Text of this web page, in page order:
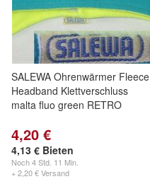
SALEWA Ohrenwärmer Fleece
Headband Klettverschluss
malta fluo green RETRO
4,20 €
4,13 € Bieten
Noch4 Std. 11 Min.
+ 2,20 € Versand